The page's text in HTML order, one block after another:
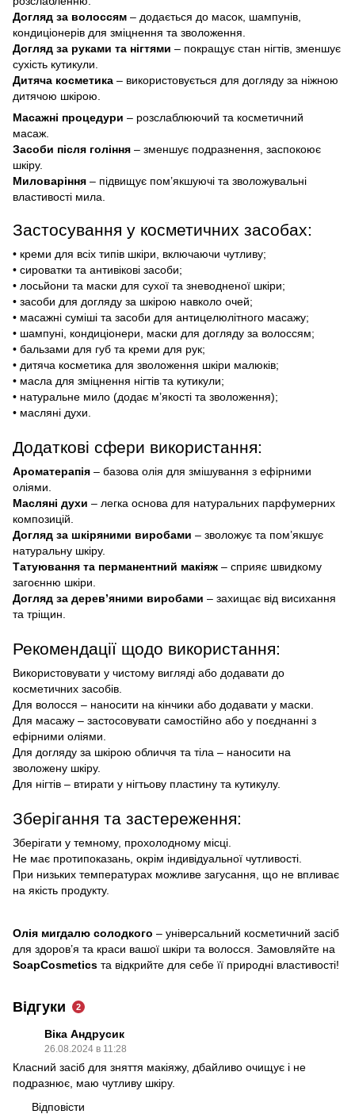
Догляд за волоссям – додається до масок, шампунів,
кондиціонерів для зміцнення та зволоження.
Догляд за руками та нігтями – покращує стан нігтів, зменшує
сухість кутикули.
Дитяча косметика – використовується для догляду за ніжною
дитячою шкірою.
Масажні процедури – розслаблюючий та косметичний
масаж.
Засоби після гоління – зменшує подразнення, заспокоює
шкіру.
Миловаріння – підвищує пом’якшуючі та зволожувальні
властивості мила.
Застосування у косметичних засобах:
• креми для всіх типів шкіри, включаючи чутливу;
• сироватки та антивікові засоби;
• лосьйони та маски для сухої та зневодненої шкіри;
• засоби для догляду за шкірою навколо очей;
• масажні суміші та засоби для антицелюлітного масажу;
• шампуні, кондиціонери, маски для догляду за волоссям;
• бальзами для губ та креми для рук;
• дитяча косметика для зволоження шкіри малюків;
• масла для зміцнення нігтів та кутикули;
• натуральне мило (додає м’якості та зволоження);
• масляні духи.
Додаткові сфери використання:
Ароматерапія – базова олія для змішування з ефірними
оліями.
Масляні духи – легка основа для натуральних парфумерних
композицій.
Догляд за шкіряними виробами – зволожує та пом’якшує
натуральну шкіру.
Татуювання та перманентний макіяж – сприяє швидкому
загоєнню шкіри.
Догляд за дерев’яними виробами – захищає від висихання
та тріщин.
Рекомендації щодо використання:
Використовувати у чистому вигляді або додавати до
косметичних засобів.
Для волосся – наносити на кінчики або додавати у маски.
Для масажу – застосовувати самостійно або у поєднанні з
ефірними оліями.
Для догляду за шкірою обличчя та тіла – наносити на
зволожену шкіру.
Для нігтів – втирати у нігтьову пластину та кутикулу.
Зберігання та застереження:
Зберігати у темному, прохолодному місці.
Не має протипоказань, окрім індивідуальної чутливості.
При низьких температурах можливе загусання, що не впливає
на якість продукту.
Олія мигдалю солодкого – універсальний косметичний засіб
для здоров’я та краси вашої шкіри та волосся. Замовляйте на
SoapCosmetics та відкрийте для себе її природні властивості!
Відгуки 2
Віка Андрусик
26.08.2024 в 11:28
Класний засіб для зняття макіяжу, дбайливо очищує і не
подразнює, маю чутливу шкіру.
Відповісти